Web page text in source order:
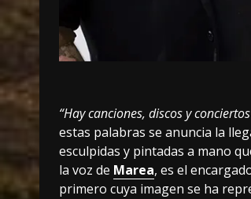
“Hay canciones, discos y
estas palabras se anuncia la
esculpidas y pintadas a mano
la voz de Marea, es el
primero cuya imagen se ha